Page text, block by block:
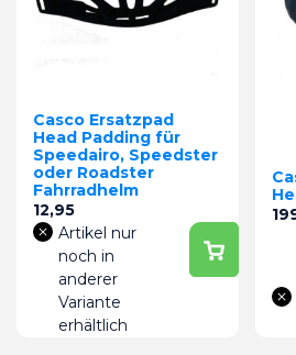
Casco Ersatzpad
Head Padding für
Speedairo, Speedster
oder Roadster
Fahrradhelm
Preis
12,95
Artikel nur
noch in
anderer
Variante
erhältlich